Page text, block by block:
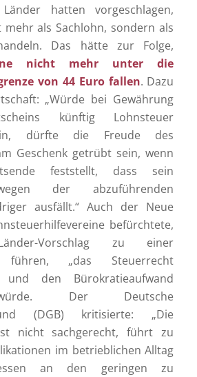
hatten vorgeschlagen,
mehr als Sachlohn, sondern als
Das hätte zur Folge,
nicht mehr unter die
von 44 Euro fallen. Dazu
„Würde bei Gewährung
künftig Lohnsteuer
dürfte die Freude des
Geschenk getrübt sein, wenn
feststellt, dass sein
der abzuführenden
ausfällt.“ Auch der Neue
befürchtete,
Vorschlag zu einer
führen, „das Steuerrecht
und den Bürokratieaufwand
Der Deutsche
(DGB) kritisierte: „Die
nicht sachgerecht, führt zu
im betrieblichen Alltag
an den geringen zu